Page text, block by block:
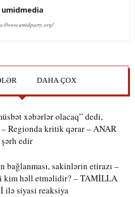
umidmedia
www.umidparty.org/
DAHA ÇOX
xəbərlər olacaq” dedi,
Regionda kritik qərar – ANAR
edir
bağlanması, sakinlərin etirazı –
kim həll etməlidir? – TAMİLLA
ilə siyasi reaksiya